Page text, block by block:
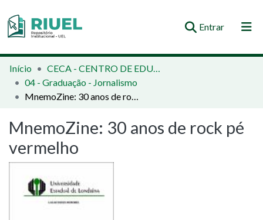
Entrar(current)
Orientações e Normas
Comunidades e Coleções
Estatísticas
Início
CECA - CENTRO DE EDUCAÇÃO, COMUNICAÇÃO E ARTES
04 - Graduação - Jornalismo
MnemoZine: 30 anos de rock pé vermelho
MnemoZine: 30 anos de rock pé
vermelho